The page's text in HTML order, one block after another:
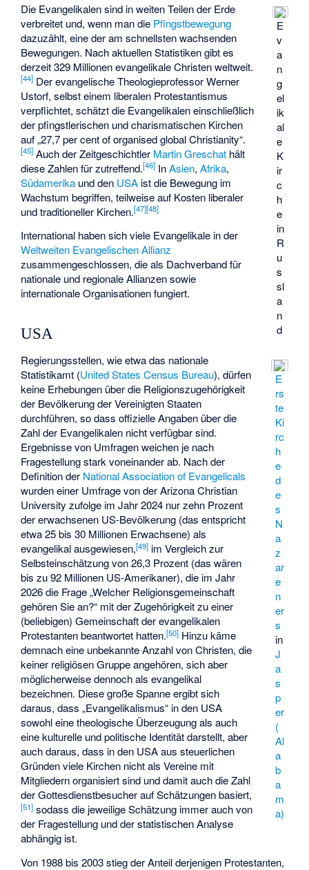
E
v
a
n
g
el
ik
al
e
K
ir
c
h
e
in
R
u
s
sl
a
n
d
Die Evangelikalen sind in weiten Teilen der Erde
verbreitet und, wenn man die Pfingstbewegung
dazuzählt, eine der am schnellsten wachsenden
Bewegungen. Nach aktuellen Statistiken gibt es
derzeit 329 Millionen evangelikale Christen weltweit.
[44] Der evangelische Theologieprofessor Werner
Ustorf, selbst einem liberalen Protestantismus
verpflichtet, schätzt die Evangelikalen einschließlich
der pfingstlerischen und charismatischen Kirchen
auf „27,7 per cent of organised global Christianity“.
[45] Auch der Zeitgeschichtler Martin Greschat hält
diese Zahlen für zutreffend.[46] InAsien,Afrika,
Südamerika und den USA ist die Bewegung im
Wachstum begriffen, teilweise auf Kosten liberaler
und traditioneller Kirchen.[47][48]
International haben sich viele Evangelikale in der
Weltweiten Evangelischen Allianz
zusammengeschlossen, die als Dachverband für
nationale und regionale Allianzen sowie
internationale Organisationen fungiert.
USA
E
rs
te
Ki
rc
h
e
d
e
s
N
a
z
ar
e
n
er
s
in
J
a
s
p
er
(
Al
a
b
a
m
a)
Regierungsstellen, wie etwa das nationale
Statistikamt (United States Census Bureau), dürfen
keine Erhebungen über die Religionszugehörigkeit
der Bevölkerung der Vereinigten Staaten
durchführen, so dass offizielle Angaben über die
Zahl der Evangelikalen nicht verfügbar sind.
Ergebnisse von Umfragen weichen je nach
Fragestellung stark voneinander ab. Nach der
Definition der National Association of Evangelicals
wurden einer Umfrage von derArizona Christian
University zufolge im Jahr 2024 nur zehn Prozent
der erwachsenen US-Bevölkerung (das entspricht
etwa 25 bis 30 Millionen Erwachsene) als
evangelikal ausgewiesen,[49] im Vergleich zur
Selbsteinschätzung von 26,3 Prozent (das wären
bis zu 92 Millionen US-Amerikaner), die im Jahr
2026 die Frage „Welcher Religionsgemeinschaft
gehören Sie an?“ mit der Zugehörigkeit zu einer
(beliebigen) Gemeinschaft der evangelikalen
Protestanten beantwortet hatten.[50] Hinzu käme
demnach eine unbekannte Anzahl von Christen, die
keiner religiösen Gruppe angehören, sich aber
möglicherweise dennoch als evangelikal
bezeichnen. Diese große Spanne ergibt sich
daraus, dass „Evangelikalismus“ in den USA
sowohl eine theologische Überzeugung als auch
eine kulturelle und politische Identität darstellt, aber
auch daraus, dass in den USA aus steuerlichen
Gründen viele Kirchen nicht als Vereine mit
Mitgliedern organisiert sind und damit auch die Zahl
der Gottesdienstbesucher auf Schätzungen basiert,
[51] sodass die jeweilige Schätzung immer auch von
der Fragestellung und der statistischen Analyse
abhängig ist.
Von 1988 bis 2003 stieg der Anteil derjenigen Protestanten,